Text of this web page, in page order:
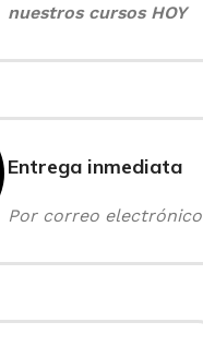
nuestros cursos HOY
Entrega inmediata
Por correo electrónico